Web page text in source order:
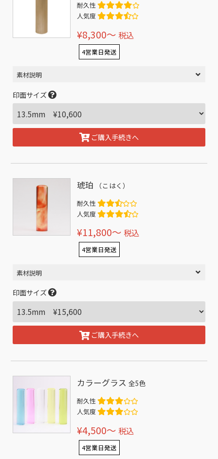
耐久性
人気度
¥8,300〜 税込
4営業日発送
素材説明
印面サイズ
ご購入手続きへ
琥珀 （こはく）
耐久性
人気度
¥11,800〜 税込
4営業日発送
素材説明
印面サイズ
ご購入手続きへ
カラーグラス全5色
耐久性
人気度
¥4,500〜 税込
4営業日発送